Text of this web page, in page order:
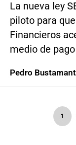
La nueva ley
piloto para
Financieros
medio de
Pedro
1